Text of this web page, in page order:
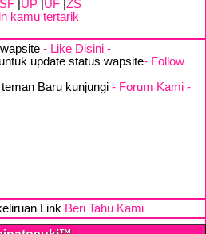
SF UP UF ZS
kamu tertarik
- Like Disini -
update status wapsite- Follow
Baru kunjungi - Forum Kami -
Link Beri Tahu Kami